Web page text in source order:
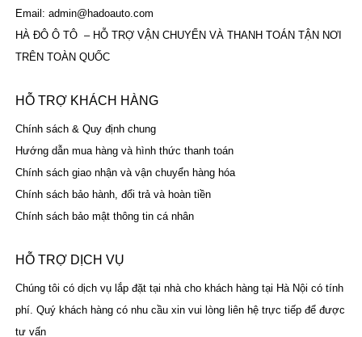
Email: admin@hadoauto.com
HÀ ĐÔ Ô TÔ – HỖ TRỢ VẬN CHUYỂN VÀ THANH TOÁN TẬN NƠI
TRÊN TOÀN QUỐC
HỖ TRỢ KHÁCH HÀNG
Chính sách & Quy định chung
Hướng dẫn mua hàng và hình thức thanh toán
Chính sách giao nhận và vận chuyển hàng hóa
Chính sách bảo hành, đổi trả và hoàn tiền
Chính sách bảo mật thông tin cá nhân
HỖ TRỢ DỊCH VỤ
Chúng tôi có dịch vụ lắp đặt tại nhà cho khách hàng tại Hà Nội có tính
phí. Quý khách hàng có nhu cầu xin vui lòng liên hệ trực tiếp để được
tư vấn